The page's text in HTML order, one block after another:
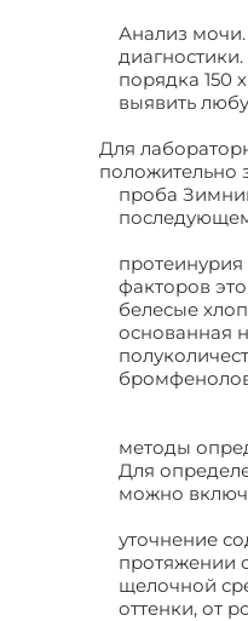
Анализ
порядка 150
выявить
Для
положительно
проба
факторов
белесые
основанная
методы
Для
можно
уточнение
протяжении
щелочной
оттенки, от